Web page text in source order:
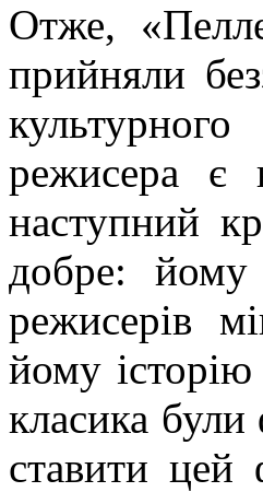
Отже, «
прийняли
режисера є
наступний
добре: йому
режисерів
йому
класика
ставити цей